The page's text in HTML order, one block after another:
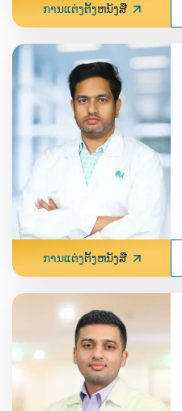
ການແຕ່ງຕັ້ງຫນັງສື
ການແຕ່ງຕັ້ງຫນັງສື